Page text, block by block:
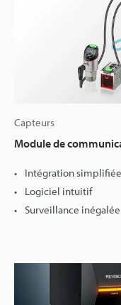
Capteurs
Module de
Intégration simplifiée
Logiciel intuitif
Surveillance inégalée